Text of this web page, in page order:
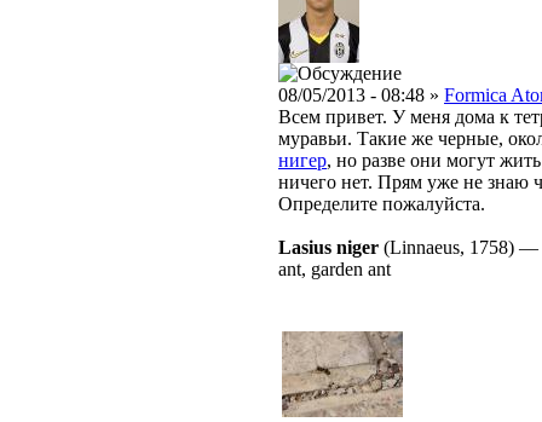
08/05/2013 - 08:48 » Formica
Всем привет. У меня дома к
муравьи. Такие же черные,
нигер, но разве они могут
ничего нет. Прям уже не знаю
Определите пожалуйста.
Lasius niger (Linnaeus, 1758) —
ant, garden ant